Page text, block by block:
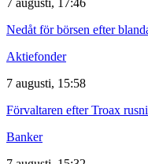
Nedåt för börsen efter
Aktiefonder
7 augusti, 15:58
Förvaltaren efter Troax
Banker